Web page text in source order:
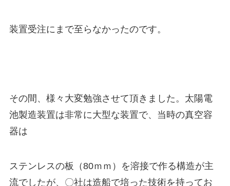
装置受注にまで至らなかったのです。
その間、様々大変勉強させて頂きました。太陽電
池製造装置は非常に大型な装置で、当時の真空容
器は
ステンレスの板（80ｍｍ）を溶接で作る構造が主
流でしたが、〇社は造船で培った技術を持ってお